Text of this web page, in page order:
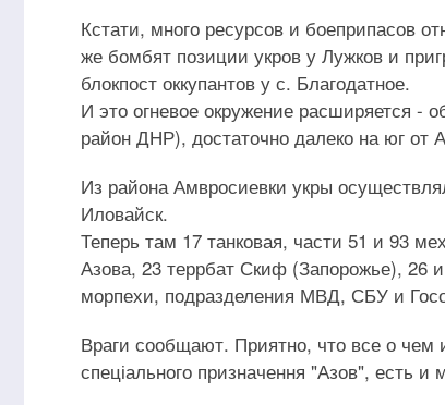
Кстати, много ресурсов и боеприпасов
же бомбят позиции укров у Лужков и
блокпост оккупантов у с. Благодатное.
И это огневое окружение расширяется -
район ДНР), достаточно далеко на юг от
Из района Амвросиевки укры
Иловайск.
Теперь там 17 танковая, части 51 и 93
Азова, 23 террбат Скиф (Запорожье), 26
морпехи, подразделения МВД, СБУ и
Враги сообщают. Приятно, что все о
спеціального призначення "Азов", есть